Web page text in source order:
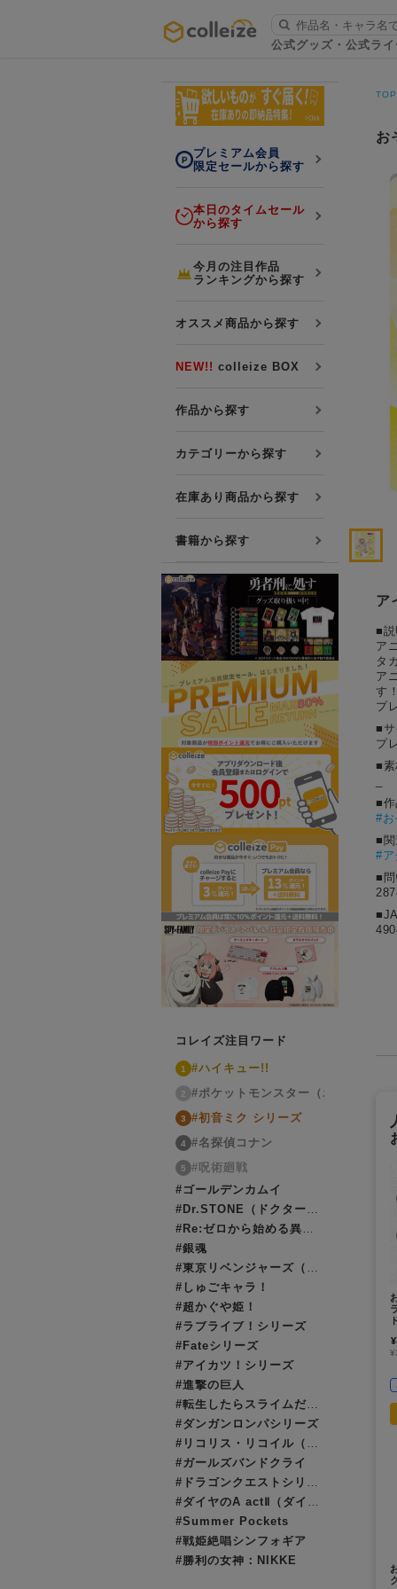
公式グッズ・公式ラ
ログイン・会員登録
初回アプリ利用限定！500ptプレ
詳細
「お取寄せ商品」と「お取寄せ手数料」
プレミアム会員について
プレミアム会員
限定セールから探す
本日のタイムセール
から探す
今月の注目作品
ランキングから探す
オススメ商品から探す
NEW!! colleize BOX
作品から探す
カテゴリーから探す
在庫あり商品から探す
書籍から探す
コレイズ注目ワード
1 #ハイキュー!!
2 #ポケットモンスター（ポケモン）
3 #初音ミク シリーズ
4 #名探偵コナン
5
#呪術廻戦
#ゴールデンカムイ
#Dr.STONE（ドクターストーン）
#Re:ゼロから始める異世界生活（リゼロ）
#銀魂
#東京リベンジャーズ（東リベ）
#しゅごキャラ！
#超かぐや姫！
#ラブライブ！シリーズ
#Fateシリーズ
#アイカツ！シリーズ
#進撃の巨人
#転生したらスライムだった件（転スラ）
#ダンガンロンパシリーズ
#リコリス・リコイル（リコリコ）
#ガールズバンドクライ
#ドラゴンクエストシリーズ（ドラクエ）
#ダイヤのA actⅡ（ダイヤのエース）
#Summer Pockets
#戦姫絶唱シンフォギア
#勝利の女神：NIKKE
TOP
お
ア
■
ア
タ
ア
す
プ
■
プ
■
■
#
■
#ア
■
¥